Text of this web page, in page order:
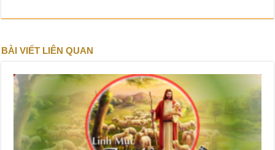
BÀI VIẾT LIÊN QUAN